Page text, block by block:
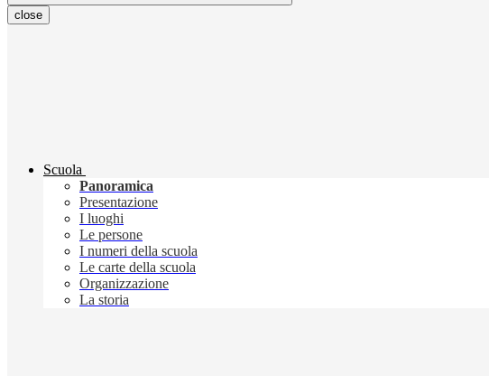
close
Scuola
Panoramica
Presentazione
I luoghi
Le persone
I numeri della scuola
Le carte della scuola
Organizzazione
La storia